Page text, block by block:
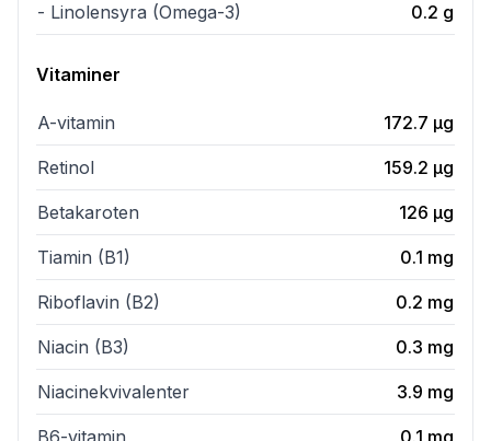
- Linolensyra (Omega-3) 0.2 g
Vitaminer
A-vitamin 172.7 µg
Retinol 159.2 µg
Betakaroten 126 µg
Tiamin (B1) 0.1 mg
Riboflavin (B2) 0.2 mg
Niacin (B3) 0.3 mg
Niacinekvivalenter 3.9 mg
B6-vitamin 0.1 mg